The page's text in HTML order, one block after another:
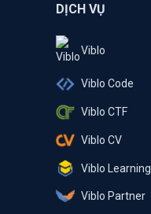
DỊCH VỤ
Viblo
Viblo Code
Viblo CTF
Viblo CV
Viblo Learning
Viblo Partner